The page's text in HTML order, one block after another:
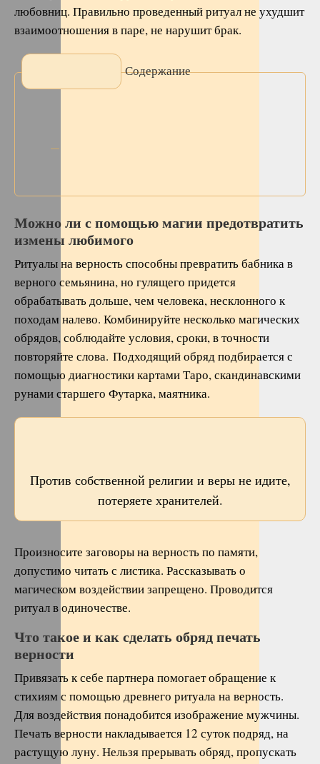
любовниц. Правильно проведенный ритуал не ухудшит
взаимоотношения в паре, не нарушит брак.
Содержание
Можно ли с помощью магии предотвратить
измены любимого
Ритуалы на верность способны превратить бабника в
верного семьянина, но гулящего придется
обрабатывать дольше, чем человека, несклонного к
походам налево. Комбинируйте несколько магических
обрядов, соблюдайте условия, сроки, в точности
повторяйте слова. Подходящий обряд подбирается с
помощью диагностики картами Таро, скандинавскими
рунами старшего Футарка, маятника.
Против собственной религии и веры не идите,
потеряете хранителей.
Произносите заговоры на верность по памяти,
допустимо читать с листика. Рассказывать о
магическом воздействии запрещено. Проводится
ритуал в одиночестве.
Что такое и как сделать обряд печать
верности
Привязать к себе партнера помогает обращение к
стихиям с помощью древнего ритуала на верность.
Для воздействия понадобится изображение мужчины.
Печать верности накладывается 12 суток подряд, на
растущую луну. Нельзя прерывать обряд, пропускать